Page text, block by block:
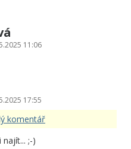
11:06
17:55
komentář
;-)